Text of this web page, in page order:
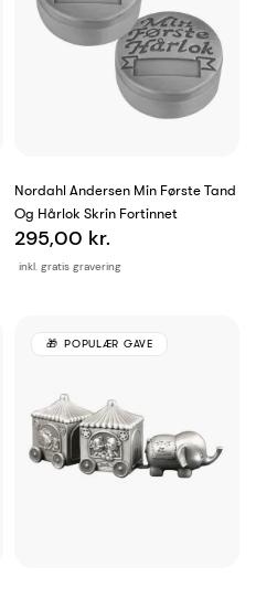
Nordahl Andersen Min Første Tand
Og Hårlok Skrin Fortinnet
inkl. gratis gravering
295,00 kr.
POPULÆR GAVE